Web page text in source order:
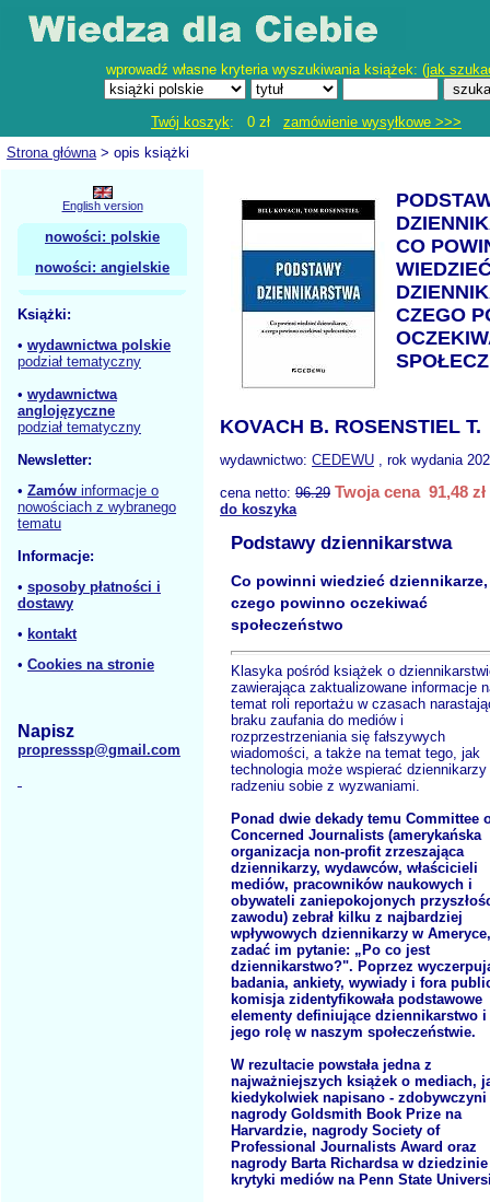
wprowadź własne kryteria wyszukiwania książek: (jak
Twój koszyk: 0 zł zamówienie wysyłkowe >>>
Strona główna> opis książki
English version
nowości: polskie
nowości: angielskie
Książki:
• wydawnictwa polskie
podział tematyczny
• wydawnictwa
anglojęzyczne
podział tematyczny
Newsletter:
• Zamów informacje o
nowościach z wybranego
tematu
Informacje:
• sposoby płatności i
dostawy
• kontakt
• Cookies na stronie
Napisz
propresssp@gmail.com
CO
CZEGO
KOVACH B. ROSENSTIEL T.
wydawnictwo: CEDEWU , rok wydania
cena netto: 96.29 Twoja cena 91,48 zł
do koszyka
Podstawy dziennikarstwa
Co powinni wiedzieć dziennikarze,
czego powinno oczekiwać
społeczeństwo
Klasyka pośród książek o
zawierająca zaktualizowane informacje
temat roli reportażu w czasach
braku zaufania do mediów i
rozprzestrzeniania się fałszywych
wiadomości, a także na temat tego, jak
technologia może wspierać dziennikarzy
radzeniu sobie z wyzwaniami.
Ponad dwie dekady temu Committee
Concerned Journalists (amerykańska
organizacja non-profit zrzeszająca
dziennikarzy, wydawców, właścicieli
mediów, pracowników naukowych i
obywateli zaniepokojonych
zawodu) zebrał kilku z najbardziej
wpływowych dziennikarzy w
zadać im pytanie: „Po co jest
dziennikarstwo?". Poprzez
badania, ankiety, wywiady i fora
komisja zidentyfikowała podstawowe
elementy definiujące dziennikarstwo i
jego rolę w naszym społeczeństwie.
W rezultacie powstała jedna z
najważniejszych książek o mediach,
kiedykolwiek napisano - zdobywczyni
nagrody Goldsmith Book Prize na
Harvardzie, nagrody Society of
Professional Journalists Award oraz
nagrody Barta Richardsa w dziedzinie
krytyki mediów na Penn State